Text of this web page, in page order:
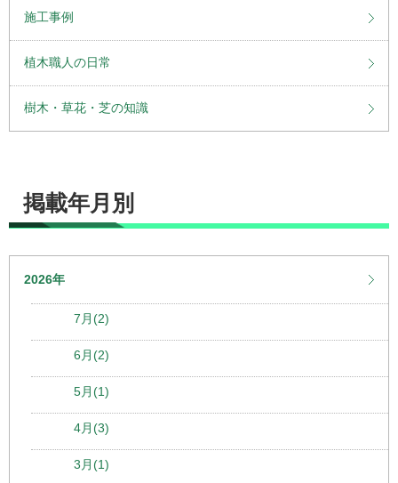
施工事例
植木職人の日常
樹木・草花・芝の知識
掲載年月別
2026年
7月(2)
6月(2)
5月(1)
4月(3)
3月(1)